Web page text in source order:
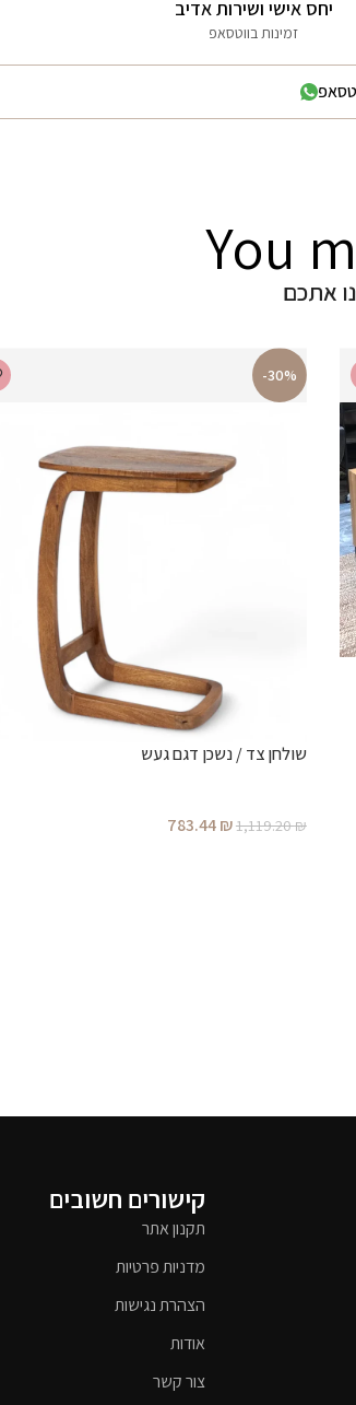
יחס אישי ושירות אדיב
זמינות בווטסאפ
You
אתכם
-30%
שולחן צד / נשכן דגם געש
1,119.20₪
783.44₪
קישורים חשובים
תקנון אתר
מדניות פרטיות
הצהרת נגישות
אודות
צור קשר